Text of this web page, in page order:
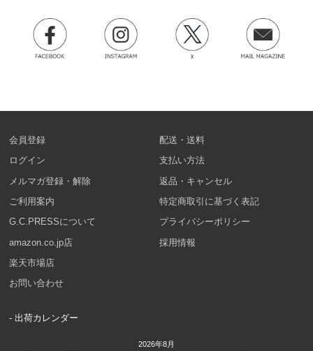
会員登録
ログイン
メルマガ登録・解除
ご利用案内
G.C.PRESSについて
amazon.co.jp店
楽天市場店
お問い合わせ
配送・送料
支払い方法
返品・キャンセル
特定商取引に基づく表記
プライバシーポリシー
採用情報
- 出荷カレンダー
2026年8月